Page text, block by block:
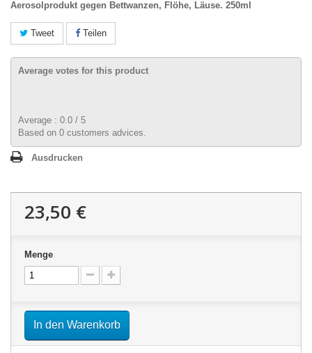
Aerosolprodukt gegen Bettwanzen, Flöhe, Läuse. 250ml
Tweet Teilen
Average votes for this product
Average : 0.0 / 5
Based on 0 customers advices.
Ausdrucken
23,50 €
Menge
In den Warenkorb